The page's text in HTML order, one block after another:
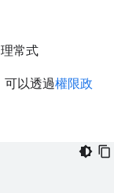
常式
可以透過權限政